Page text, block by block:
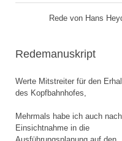
Rede von Hans
Redemanuskript
Werte Mitstreiter für den
des Kopfbahnhofes,
Mehrmals habe ich auch nach
Einsichtnahme in die